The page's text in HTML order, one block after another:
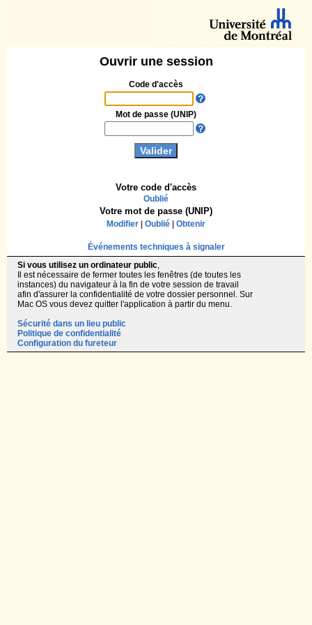
Ouvrir une session
Code d'accès
Votre code d'accès
Oublié
Mot de passe (UNIP)
Votre mot de passe (UNIP)
Modifier Oublié Obtenir
Événements techniques à signaler
Si vous utilisez un ordinateur public,
Il est nécessaire de fermer toutes les fenêtres (de toutes les
instances) du navigateur à la fin de votre session de travail
afin d'assurer la confidentialité de votre dossier personnel. Sur
Mac OS vous devez quitter l'application à partir du menu.
Sécurité dans un lieu public
Politique de confidentialité
Configuration du fureteur